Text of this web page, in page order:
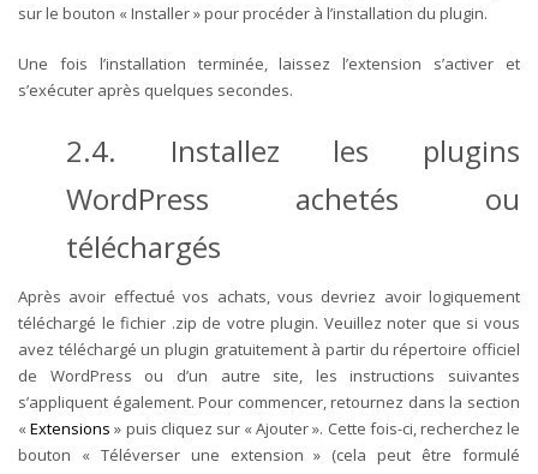
sur le bouton « Installer » pour procéder à l’installation du plugin.
Une fois l’installation terminée, laissez l’extension s’activer et
s’exécuter après quelques secondes.
2.4. Installez les plugins
WordPress achetés ou
téléchargés
Après avoir effectué vos achats, vous devriez avoir logiquement
téléchargé le fichier .zip de votre plugin. Veuillez noter que si vous
avez téléchargé un plugin gratuitement à partir du répertoire officiel
de WordPress ou d’un autre site, les instructions suivantes
s’appliquent également.Pour commencer, retournez dans la section
«Extensions » puis cliquez sur « Ajouter ». Cette fois-ci, recherchez le
bouton « Téléverser une extension » (cela peut être formulé